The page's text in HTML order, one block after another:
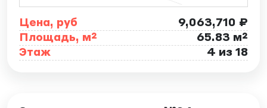
Цена, руб
9,063,710 ₽
Площадь, м²
65.83 м²
Этаж
4 из 18